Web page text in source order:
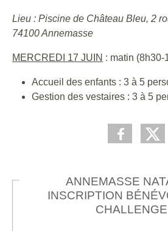
Lieu : Piscine de Château Bleu, 2
74100 Annemasse
MERCREDI 17 JUIN : matin (8h30-
Accueil des enfants : 3 à 5
Gestion des vestaires : 3 à 5
ANNEMASSE
INSCRIPTION